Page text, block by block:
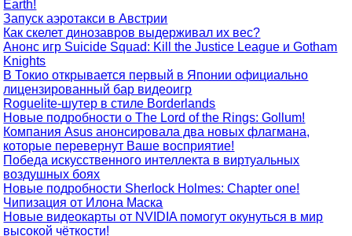
Earth!
Запуск аэротакси в Австрии
Как скелет динозавров выдерживал их вес?
Анонс игр Suicide Squad: Kill the Justice League и Gotham
Knights
В Токио открывается первый в Японии официально
лицензированный бар видеоигр
Roguelite-шутер в стиле Borderlands
Новые подробности о The Lord of the Rings: Gollum!
Компания Asus анонсировала два новых флагмана,
которые перевернут Ваше восприятие!
Победа искусственного интеллекта в виртуальных
воздушных боях
Новые подробности Sherlock Holmes: Chapter one!
Чипизация от Илона Маска
Новые видеокарты от NVIDIA помогут окунуться в мир
высокой чёткости!